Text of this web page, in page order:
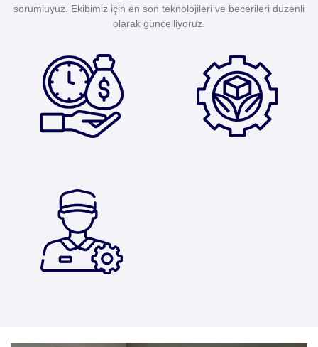
sorumluyuz. Ekibimiz için en son teknolojileri ve becerileri düzenli
olarak güncelliyoruz.